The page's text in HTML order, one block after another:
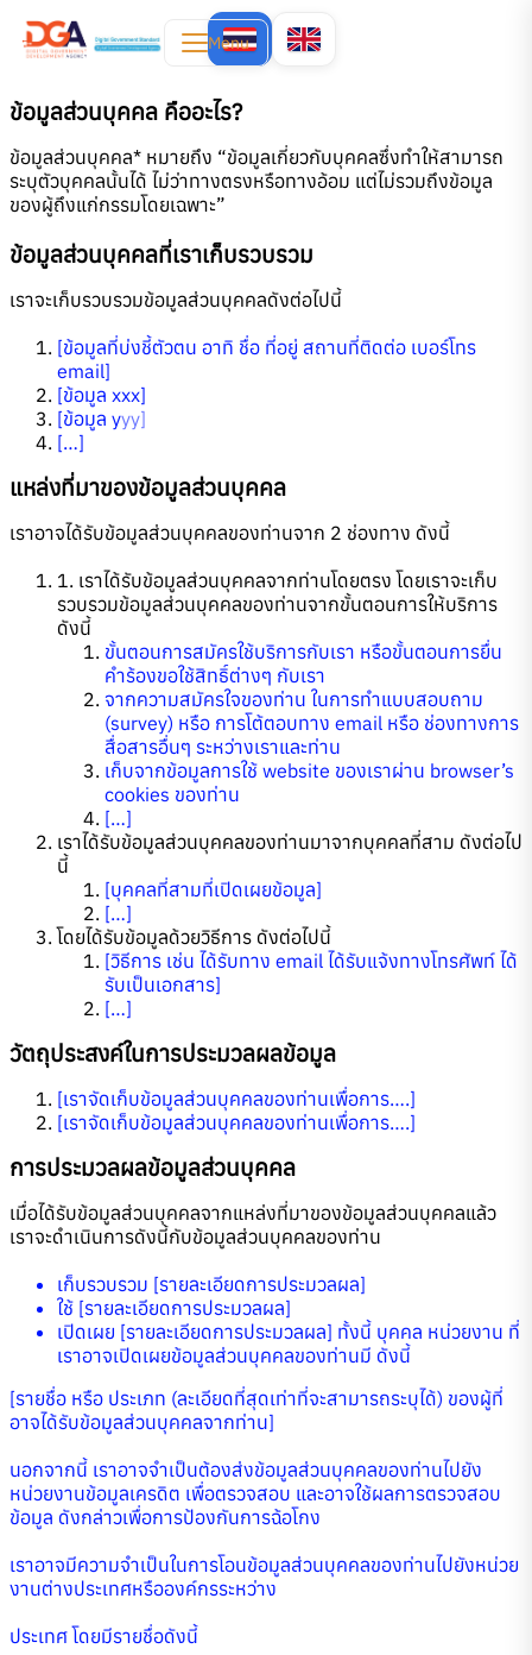
Menu
ข้อมูลส่วนบุคคล คืออะไร?
ข้อมูลส่วนบุคคล* หมายถึง “ข้อมูลเกี่ยวกับบุคคลซึ่งทำให้สามารถ
ระบุตัวบุคคลนั้นได้ ไม่ว่าทางตรงหรือทางอ้อม แต่ไม่รวมถึงข้อมูล
ของผู้ถึงแก่กรรมโดยเฉพาะ”
ข้อมูลส่วนบุคคลที่เราเก็บรวบรวม
เราจะเก็บรวบรวมข้อมูลส่วนบุคคลดังต่อไปนี้
[ข้อมูลที่บ่งชี้ตัวตน อาทิ ชื่อ ที่อยู่ สถานที่ติดต่อ เบอร์โทร
email]
[ข้อมูล xxx]
[ข้อมูล yyy]
[…]
แหล่งที่มาของข้อมูลส่วนบุคคล
เราอาจได้รับข้อมูลส่วนบุคคลของท่านจาก 2 ช่องทาง ดังนี้
1. เราได้รับข้อมูลส่วนบุคคลจากท่านโดยตรง โดยเราจะเก็บ
รวบรวมข้อมูลส่วนบุคคลของท่านจากขั้นตอนการให้บริการ
ดังนี้
ขั้นตอนการสมัครใช้บริการกับเรา หรือขั้นตอนการยื่น
คำร้องขอใช้สิทธิ์ต่างๆ กับเรา
จากความสมัครใจของท่าน ในการทำแบบสอบถาม
(survey) หรือ การโต้ตอบทาง email หรือ ช่องทางการ
สื่อสารอื่นๆ ระหว่างเราและท่าน
เก็บจากข้อมูลการใช้ website ของเราผ่าน browser’s
cookies ของท่าน
[…]
เราได้รับข้อมูลส่วนบุคคลของท่านมาจากบุคคลที่สาม ดังต่อไป
นี้
[บุคคลที่สามที่เปิดเผยข้อมูล]
[…]
โดยได้รับข้อมูลด้วยวิธีการ ดังต่อไปนี้
[วิธีการ เช่น ได้รับทาง email ได้รับแจ้งทางโทรศัพท์ ได้
รับเป็นเอกสาร]
[…]
วัตถุประสงค์ในการประมวลผลข้อมูล
[เราจัดเก็บข้อมูลส่วนบุคคลของท่านเพื่อการ….]
[เราจัดเก็บข้อมูลส่วนบุคคลของท่านเพื่อการ….]
การประมวลผลข้อมูลส่วนบุคคล
เมื่อได้รับข้อมูลส่วนบุคคลจากแหล่งที่มาของข้อมูลส่วนบุคคลแล้ว
เราจะดำเนินการดังนี้กับข้อมูลส่วนบุคคลของท่าน
เก็บรวบรวม [รายละเอียดการประมวลผล]
ใช้ [รายละเอียดการประมวลผล]
เปิดเผย [รายละเอียดการประมวลผล] ทั้งนี้ บุคคล หน่วยงาน ที่
เราอาจเปิดเผยข้อมูลส่วนบุคคลของท่านมี ดังนี้
[รายชื่อ หรือ ประเภท (ละเอียดที่สุดเท่าที่จะสามารถระบุได้) ของผู้ที่
อาจได้รับข้อมูลส่วนบุคคลจากท่าน]
นอกจากนี้ เราอาจจำเป็นต้องส่งข้อมูลส่วนบุคคลของท่านไปยัง
หน่วยงานข้อมูลเครดิต เพื่อตรวจสอบ และอาจใช้ผลการตรวจสอบ
ข้อมูล ดังกล่าวเพื่อการป้องกันการฉ้อโกง
เราอาจมีความจำเป็นในการโอนข้อมูลส่วนบุคคลของท่านไปยังหน่วย
งานต่างประเทศหรือองค์กรระหว่าง
ประเทศ โดยมีรายชื่อดังนี้